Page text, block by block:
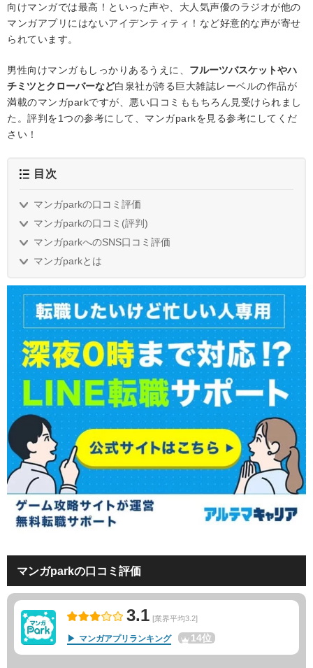
向けマンガでは最高！といった声や、大人気声優のラジオが他の
マンガアプリにはないアイデンティティ！など好意的な声が寄せ
られています。
男性向けマンガもしっかりあるうえに、 フルーツバスケットやハ
チミツとクローバーなど白泉社が誇る巨大雑誌レーベルの作品が
満載のマンガparkですが、悪い口コミももちろん見受けられまし
た。評判を1つの参考にして、マンガparkを見る参考にしてくだ
さい！
目次
マンガparkの口コミ評価
マンガparkの口コミ(評判)
マンガparkへのSNS口コミ評価
マンガparkとは
マンガparkの口コミ評価
3.1 [業界平均3.2]
マンガアプリランキング 14位